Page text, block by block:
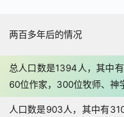
两百多年后的情况
总人口数是1394人，其中
60位作家，300位牧师、神
人口数是903人，其中有